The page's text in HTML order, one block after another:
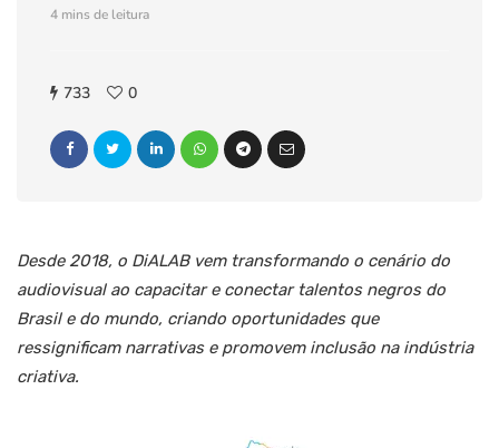
4 mins de leitura
733 0
Desde 2018, o DiALAB vem transformando o cenário do
audiovisual ao capacitar e conectar talentos negros do
Brasil e do mundo, criando oportunidades que
ressignificam narrativas e promovem inclusão na indústria
criativa.